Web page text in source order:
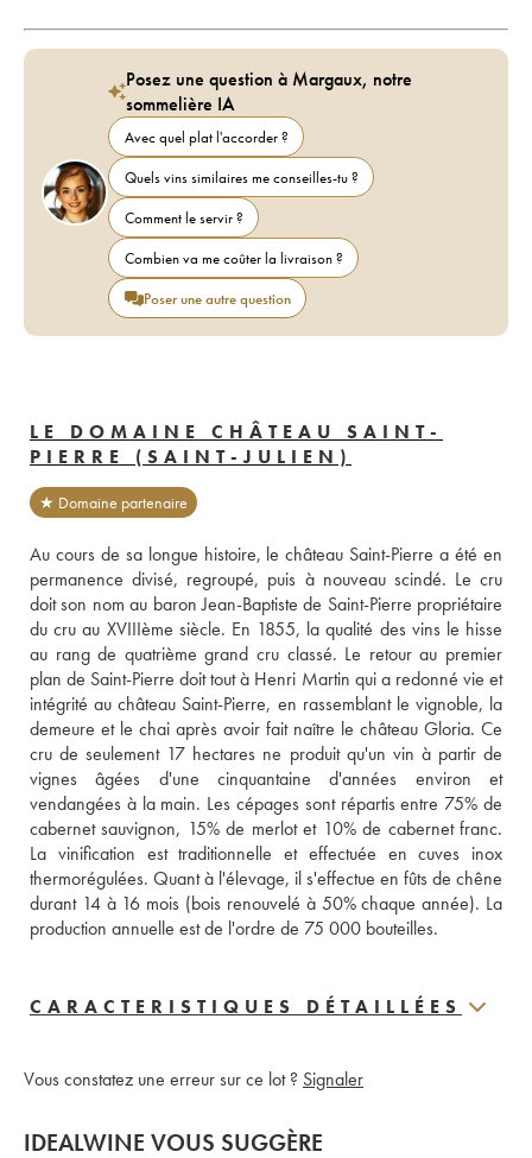
Posez une question à Margaux, notre
sommelière IA
Avec quel plat l'accorder ?
Quels vins similaires me conseilles-tu ?
Comment le servir ?
Combien va me coûter la livraison ?
Poser une autre question
LE DOMAINE CHÂTEAU SAINT-
PIERRE (SAINT-JULIEN)
★ Domaine partenaire
Au cours de sa longue histoire, le château Saint-Pierre a été en
permanence divisé, regroupé, puis à nouveau scindé. Le cru
doit son nom au baron Jean-Baptiste de Saint-Pierre propriétaire
du cru au XVIIIème siècle. En 1855, la qualité des vins le hisse
au rang de quatrième grand cru classé. Le retour au premier
plan de Saint-Pierre doit tout à Henri Martin qui a redonné vie et
intégrité au château Saint-Pierre, en rassemblant le vignoble, la
demeure et le chai après avoir fait naître le château Gloria. Ce
cru de seulement 17 hectares ne produit qu'un vin à partir de
vignes âgées d'une cinquantaine d'années environ et
vendangées à la main. Les cépages sont répartis entre 75% de
cabernet sauvignon, 15% de merlot et 10% de cabernet franc.
La vinification est traditionnelle et effectuée en cuves inox
thermorégulées. Quant à l'élevage, il s'effectue en fûts de chêne
durant 14 à 16 mois (bois renouvelé à 50% chaque année). La
production annuelle est de l'ordre de 75 000 bouteilles.
CARACTERISTIQUES DÉTAILLÉES
Vous constatez une erreur sur ce lot ? Signaler
IDEALWINE VOUS SUGGÈRE